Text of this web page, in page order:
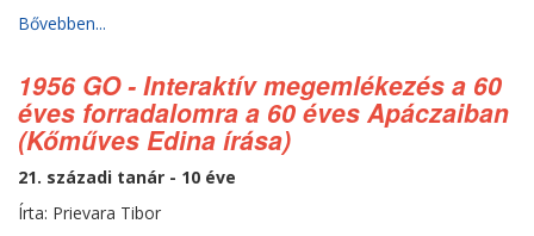
Bővebben...
1956 GO - Interaktív megemlékezés a 60
éves forradalomra a 60 éves Apáczaiban
(Kőműves Edina írása)
21. századi tanár - 10 éve
Írta: Prievara Tibor